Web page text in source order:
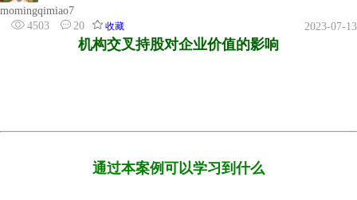
momingqimiao7
4503
20 收藏 2023-07-13
机构交叉持股对企业价值的影响
通过本案例可以学习到什么